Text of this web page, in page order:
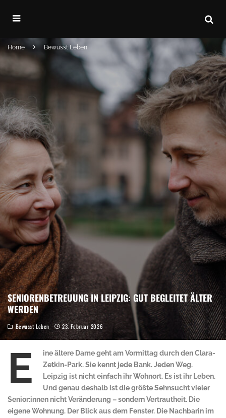
Home Bewusst Leben
SENIORENBETREUUNG IN LEIPZIG: GUT BEGLEITET ÄLTER
WERDEN
Bewusst Leben 23. Februar 2026
E
ine ältere Dame geht am Vormittag durch den Clara-
Zetkin-Park. Sie kennt jede Bank. Jeden Weg.
Leipzig ist nicht einfach ihr Wohnort. Es ist ihr Leben.
Und genau deshalb ist die größte Sehnsucht vieler
Senior:innen nicht Veränderung – sondern Vertrautheit. Die
eigene Wohnung. Der Blick aus dem Fenster. Die Nachbarin im